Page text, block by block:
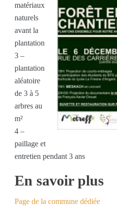
matériaux
naturels
avant la
plantation
3 –
plantation
aléatoire
de 3 à 5
arbres au
m²
4 –
paillage et
entretien pendant 3 ans
En savoir plus
Page de la commune dédiée